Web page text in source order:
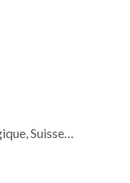
Suisse…